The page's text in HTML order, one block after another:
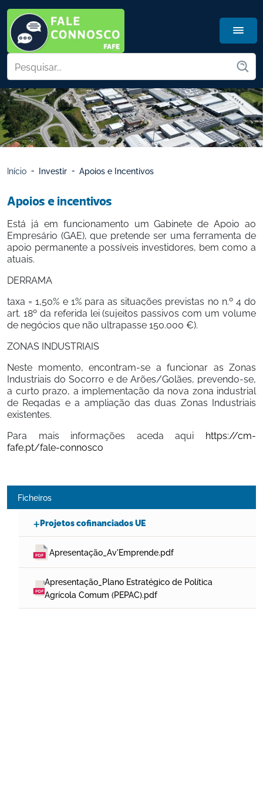
Início Investir Apoios e Incentivos
Apoios e incentivos
Está já em funcionamento um Gabinete de Apoio ao
Empresário (GAE), que pretende ser uma ferramenta de
apoio permanente a possíveis investidores, bem como a
atuais.
DERRAMA
taxa = 1,50% e 1% para as situações previstas no n.º 4 do
art. 18º da referida lei (sujeitos passivos com um volume
de negócios que não ultrapasse 150.000 €).
ZONAS INDUSTRIAIS
Neste momento, encontram-se a funcionar as Zonas
Industriais do Socorro e de Arões/Golães, prevendo-se,
a curto prazo, a implementação da nova zona industrial
de Regadas e a ampliação das duas Zonas Industriais
existentes.
Para mais informações aceda aqui https://cm-
fafe.pt/fale-connosco
Ficheiros
Projetos cofinanciados UE
Apresentação_Av'Emprende.pdf
Apresentação_Plano Estratégico de Política
Agrícola Comum (PEPAC).pdf